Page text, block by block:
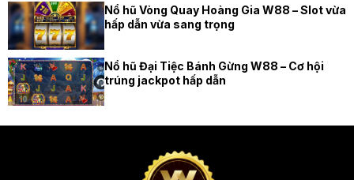
Nổ hũ Vòng Quay Hoàng Gia W88 – Slot vừa
hấp dẫn vừa sang trọng
Nổ hũ Đại Tiệc Bánh Gừng W88 – Cơ hội
trúng jackpot hấp dẫn